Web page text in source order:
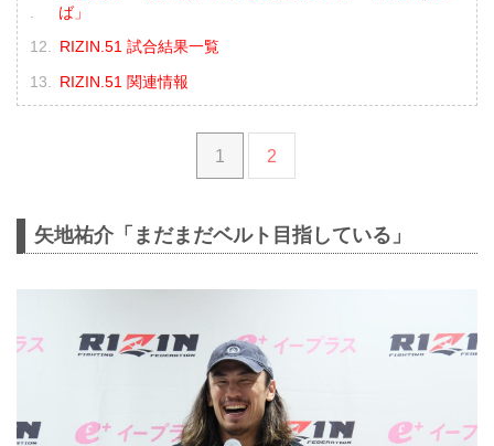
ば」
RIZIN.51 試合結果一覧
RIZIN.51 関連情報
1 2
矢地祐介「まだまだベルト目指している」